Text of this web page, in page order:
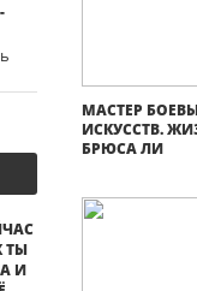
ТЫ
И
МАСТЕР
ИСКУССТВ.
БРЮСА ЛИ